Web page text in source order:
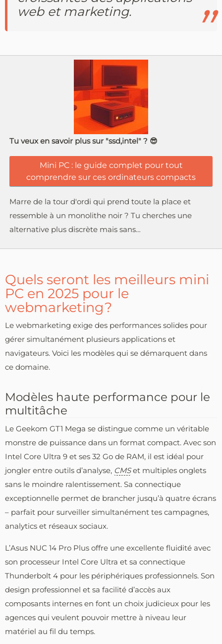
web et marketing.
Tu veux en savoir plus sur "ssd,intel" ? 😎
Mini PC : le guide complet pour tout
comprendre sur ces ordinateurs compacts
Marre de la tour d'ordi qui prend toute la place et
ressemble à un monolithe noir ? Tu cherches une
alternative plus discrète mais sans…
Quels seront les meilleurs mini
PC en 2025 pour le
webmarketing?
Le webmarketing exige des performances solides pour
gérer simultanément plusieurs applications et
navigateurs. Voici les modèles qui se démarquent dans
ce domaine.
Modèles haute performance pour le
multitâche
Le Geekom GT1 Mega se distingue comme un véritable
monstre de puissance dans un format compact. Avec son
Intel Core Ultra 9 et ses 32 Go de RAM, il est idéal pour
jongler entre outils d’analyse, CMSet multiples onglets
sans le moindre ralentissement. Sa connectique
exceptionnelle permet de brancher jusqu’à quatre écrans
– parfait pour surveiller simultanément tes campagnes,
analytics et réseaux sociaux.
L’Asus NUC 14 Pro Plus offre une excellente fluidité avec
son processeur Intel Core Ultra et sa connectique
Thunderbolt 4 pour les périphériques professionnels. Son
design professionnel et sa facilité d’accès aux
composants internes en font un choix judicieux pour les
agences qui veulent pouvoir mettre à niveau leur
matériel au fil du temps.